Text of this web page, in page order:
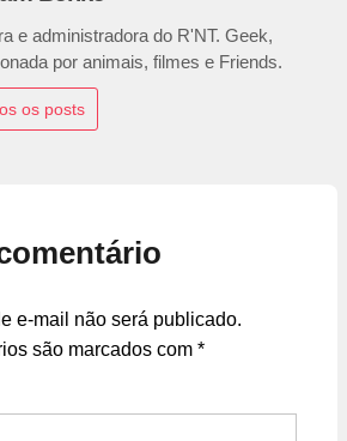
e administradora do R'NT. Geek,
por animais, filmes e Friends.
os posts
e-mail não será publicado.
são marcados com *